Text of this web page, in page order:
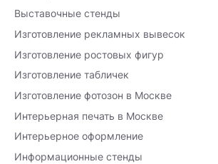
Выставочные стенды
Изготовление рекламных вывесок
Изготовление ростовых фигур
Изготовление табличек
Изготовление фотозон в Москве
Интерьерная печать в Москве
Интерьерное оформление
Информационные стенды